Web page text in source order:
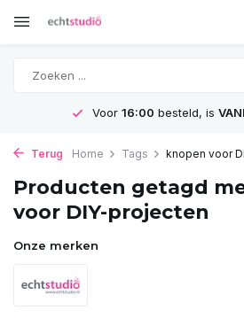
Voor 16:00 besteld, is
Terug Home Tags knopen voor
Producten getagd
voor DIY-projecten
Onze merken